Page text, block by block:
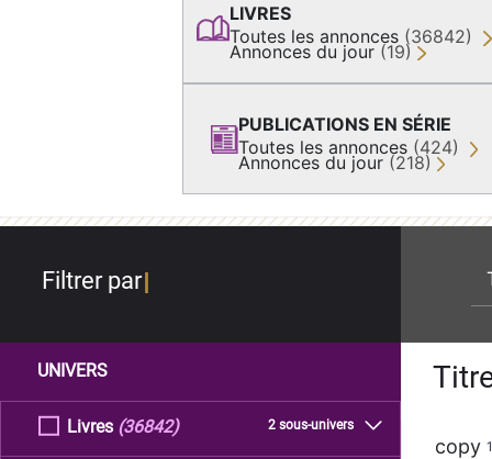
LIVRES
Toutes les annonces (36842)
Annonces du jour (19)
PUBLICATIONS EN SÉRIE
Toutes les annonces (424)
Annonces du jour (218)
Filtrer par
UNIVERS
Livres 2 sous-univers
(36842)
copy